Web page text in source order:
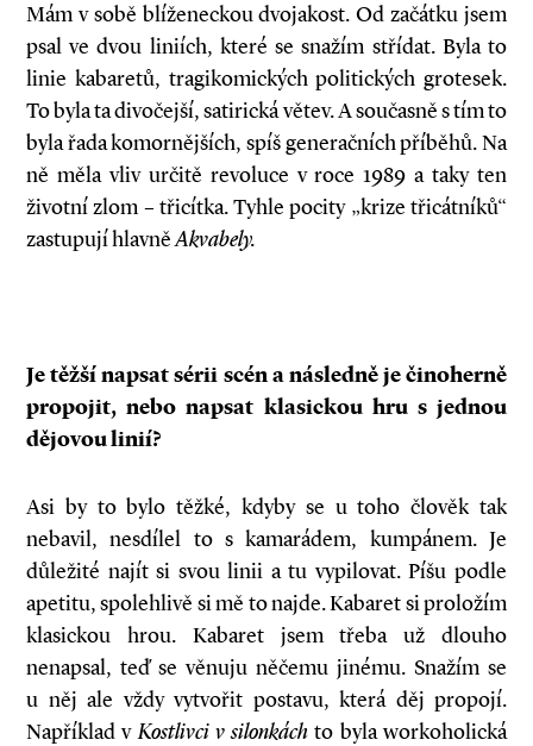
Mám v sobě blíženeckou dvojakost. Od začátku jsem
psal ve dvou liniích, které se snažím střídat. Byla to
linie kabaretů, tragikomických politických grotesek.
To byla ta divočejší, satirická větev. A současně s tím to
byla řada komornějších, spíš generačních příběhů. Na
ně měla vliv určitě revoluce v roce 1989 a taky ten
životní zlom – třicítka. Tyhle pocity „krize třicátníků“
zastupují hlavněAkvabely.
Je těžší napsat sérii scén a následně je činoherně
propojit, nebo napsat klasickou hru s jednou
dějovou linií?
Asi by to bylo těžké, kdyby se u toho člověk tak
nebavil, nesdílel to s kamarádem, kumpánem. Je
důležité najít si svou linii a tu vypilovat. Píšu podle
apetitu, spolehlivě si mě to najde. Kabaret si proložím
klasickou hrou. Kabaret jsem třeba už dlouho
nenapsal, teď se věnuju něčemu jinému. Snažím se
u něj ale vždy vytvořit postavu, která děj propojí.
Například vKostlivci v silonkách to byla workoholická